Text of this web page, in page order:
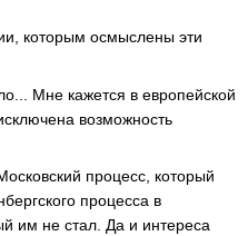
которым осмыслены эти
Мне кажется в европейской
возможность
процесс, который
процесса в
им не стал. Да и интереса